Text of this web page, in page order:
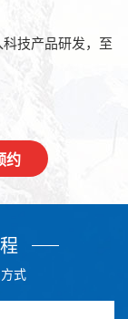
技产品研发，至
约
式